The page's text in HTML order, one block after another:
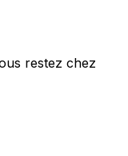
restez chez